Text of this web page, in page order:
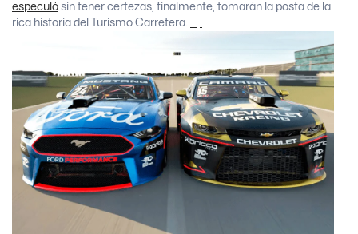
especuló sin tener certezas, finalmente, tomarán la posta de la
rica historia del Turismo Carretera.